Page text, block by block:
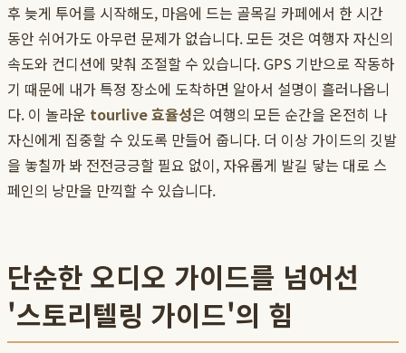
후 늦게 투어를 시작해도, 마음에 드는 골목길 카페에서 한 시간
동안 쉬어가도 아무런 문제가 없습니다. 모든 것은 여행자 자신의
속도와 컨디션에 맞춰 조절할 수 있습니다. GPS 기반으로 작동하
기 때문에 내가 특정 장소에 도착하면 알아서 설명이 흘러나옵니
다. 이 놀라운 tourlive 효율성은 여행의 모든 순간을 온전히 나
자신에게 집중할 수 있도록 만들어 줍니다. 더 이상 가이드의 깃발
을 놓칠까 봐 전전긍긍할 필요 없이, 자유롭게 발길 닿는 대로 스
페인의 낭만을 만끽할 수 있습니다.
단순한 오디오 가이드를 넘어선
'스토리텔링 가이드'의 힘